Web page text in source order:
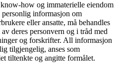
og immaterielle eiendom
personlig informasjon om
eller ansatte, må behandles
deres personvern og i tråd med
og forskrifter. All informasjon
tilgjengelig, anses som
tiltenkte og angitte formålet.